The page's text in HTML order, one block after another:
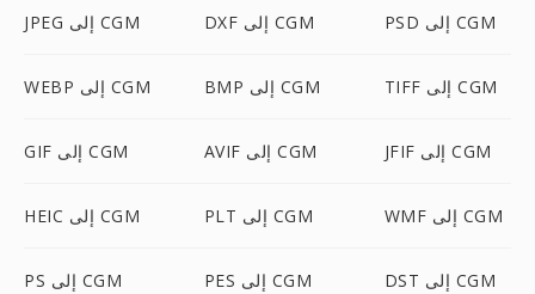
JPEG إلى CGM DXF إلى CGM PSD إلى CGM
WEBP إلى CGM BMP إلى CGM TIFF إلى CGM
GIF إلى CGM AVIF إلى CGM JFIF إلى CGM
HEIC إلى CGM PLT إلى CGM WMF إلى CGM
PS إلى CGM PES إلى CGM DST إلى CGM